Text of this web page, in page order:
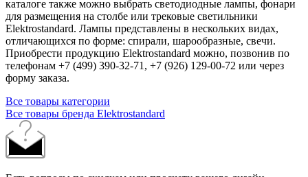
каталоге также можно выбрать светодиодные лампы, фонари
для размещения на столбе или трековые светильники
Elektrostandard. Лампы представлены в нескольких видах,
отличающихся по форме: спирали, шарообразные, свечи.
Приобрести продукцию Elektrostandard можно, позвонив по
телефонам +7 (499) 390-32-71, +7 (926) 129-00-72 или через
форму заказа.
Все товары категории
Все товары бренда Elektrostandard